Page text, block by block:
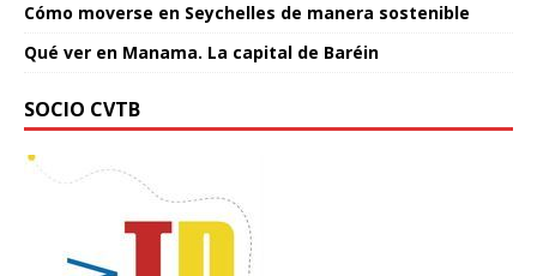
Cómo moverse en Seychelles de manera sostenible
Qué ver en Manama. La capital de Baréin
SOCIO CVTB